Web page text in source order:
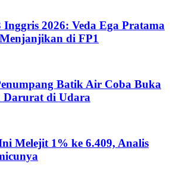
2026: Veda Ega Pratama
di FP1
Batik Air Coba Buka
Darurat di Udara
Melejit 1% ke 6.409, Analis